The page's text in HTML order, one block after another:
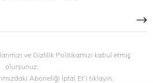
ve Gizlilik Politikamızı kabul etmiş
olursunuz.
Aboneliği İptal Et’i tıklayın.